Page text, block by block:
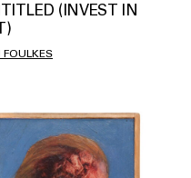
(INVEST IN
FOULKES